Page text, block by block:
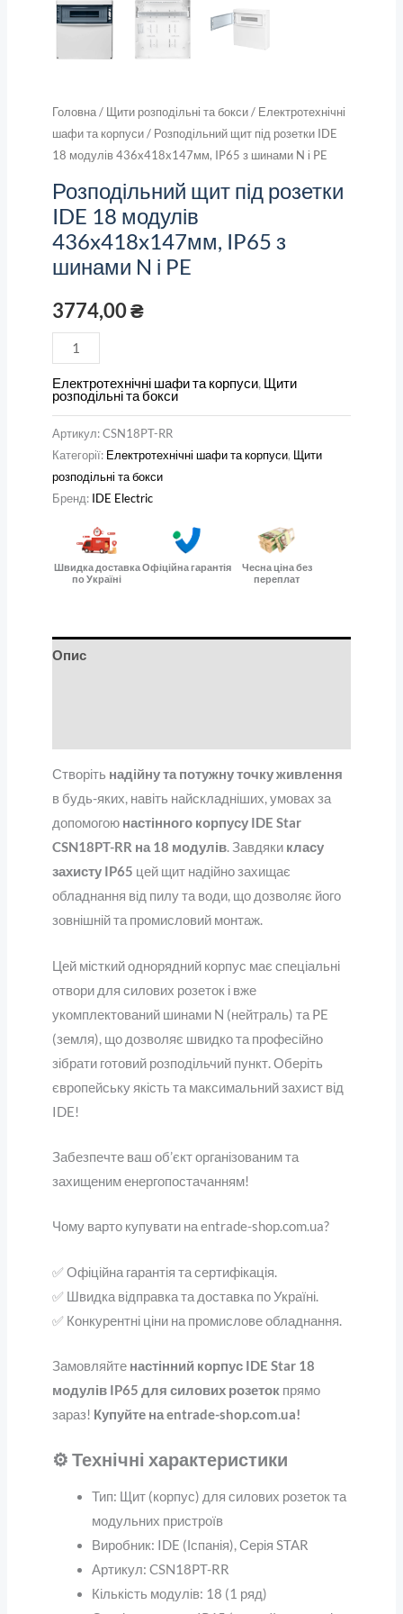
Головна/ Щити розподільні та бокси/ Електротехнічні
шафи та корпуси/ Розподільний щит під розетки IDE
18 модулів 436x418x147мм, IP65 з шинами N і PE
Розподільний щит під розетки
IDE 18 модулів
436x418x147мм, IP65 з
шинами N і PE
3774,00₴
PE
Електротехнічні шафи та корпуси, Щити
розподільні та бокси
Артикул:CSN18PT-RR
Категорії: Електротехнічні шафи та корпуси, Щити
розподільні та бокси
Бренд: IDE Electric
Швидка доставка
по Україні
Офіційна гарантія
Чесна ціна без
переплат
Опис
Створіть надійну та потужну точку живлення
в будь-яких, навіть найскладніших, умовах за
допомогою настінного корпусу IDE Star
CSN18PT-RR на 18 модулів. Завдяки класу
захисту IP65 цей щит надійно захищає
обладнання від пилу та води, що дозволяє його
зовнішній та промисловий монтаж.
Цей місткий однорядний корпус має спеціальні
отвори для силових розеток і вже
укомплектований шинами N (нейтраль) та PE
(земля), що дозволяє швидко та професійно
зібрати готовий розподільчий пункт. Оберіть
європейську якість та максимальний захист від
IDE!
Забезпечте ваш об’єкт організованим та
захищеним енергопостачанням!
Чому варто купувати на entrade-shop.com.ua?
✅ Офіційна гарантія та сертифікація.
✅ Швидка відправка та доставка по Україні.
✅ Конкурентні ціни на промислове обладнання.
Замовляйте настінний корпус IDE Star 18
модулів IP65 для силових розеток прямо
зараз! Купуйте на entrade-shop.com.ua!
⚙️ Технічні характеристики
Тип: Щит (корпус) для силових розеток та
модульних пристроїв
Виробник: IDE (Іспанія), Серія STAR
Артикул: CSN18PT-RR
Кількість модулів: 18 (1 ряд)